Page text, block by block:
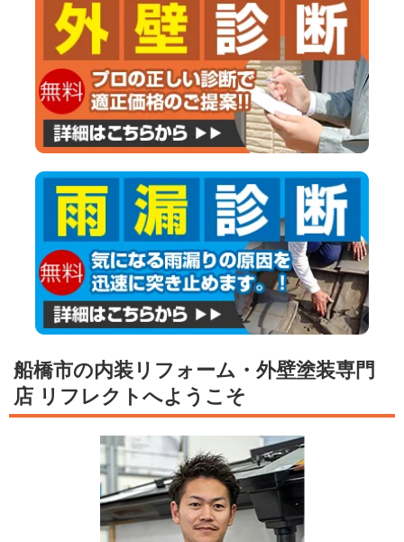
船橋市の内装リフォーム・外壁塗装専門
店 リフレクトへようこそ